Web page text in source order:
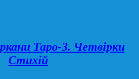
Таро-3. Четвірки
Стихій